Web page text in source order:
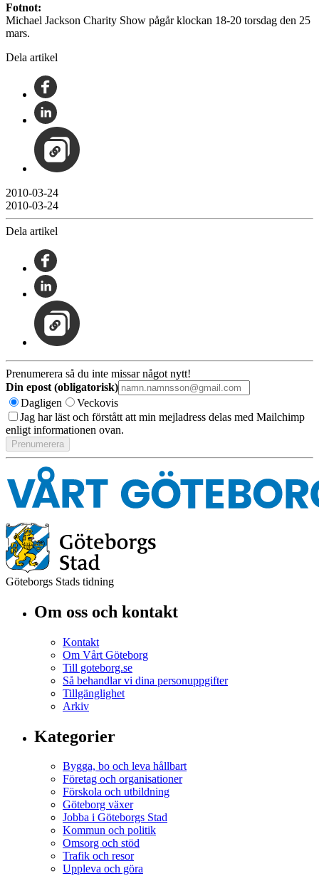
Fotnot:
Michael Jackson Charity Show pågår klockan 18-20 torsdag den 25
mars.
Dela artikel
2010-03-24
2010-03-24
Dela artikel
Prenumerera så du inte missar något nytt!
Din epost (obligatorisk)
Dagligen
Veckovis
Jag har läst och förstått att min mejladress delas med Mailchimp
enligt informationen ovan.
Göteborgs Stads tidning
Om oss och kontakt
Kontakt
Om Vårt Göteborg
Till goteborg.se
Så behandlar vi dina personuppgifter
Tillgänglighet
Arkiv
Kategorier
Bygga, bo och leva hållbart
Företag och organisationer
Förskola och utbildning
Göteborg växer
Jobba i Göteborgs Stad
Kommun och politik
Omsorg och stöd
Trafik och resor
Uppleva och göra